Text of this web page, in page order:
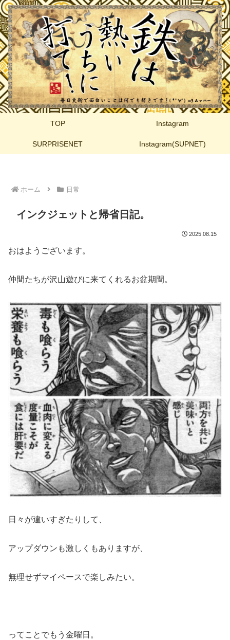
TOP Instagram
SURPRISENET Instagram(SUPNET)
ホーム 日常
インクジェットと帰省日記。
2025.08.15
おはようございます。
仲間たちが沢山遊びに来てくれるお盆期間。
日々が違いすぎたりして、
アップダウンも激しくもありますが、
無理せずマイペースで楽しみたい。
ってことでもう金曜日。